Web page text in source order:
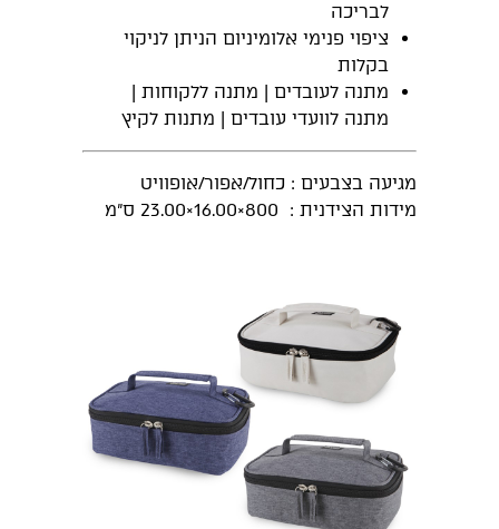
לבריכה
ציפוי פנימי אלומיניום הניתן לניקוי
בקלות
מתנה לעובדים | מתנה ללקוחות |
מתנה לוועדי עובדים | מתנות לקיץ
מגיעה בצבעים : כחול/אפור/אופוויט
מידות הצידנית : 800×16.00×23.00 ס”מ